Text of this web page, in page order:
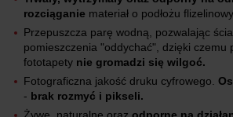
rozciąganie materiał o podłożu
Przepuszcza parę wodną, pozwalając
pomieszczenia "oddychać", dzięki czemu
fototapety nie gromadzi się wilgoć.
Fotograficzna jakość druku cyfrowego.
- brak rozmyć i pikseli.